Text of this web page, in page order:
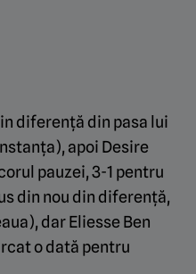
diferență din pasa lui
apoi Desire
pauzei, 3-1 pentru
din nou din diferență,
dar Eliesse Ben
o dată pentru